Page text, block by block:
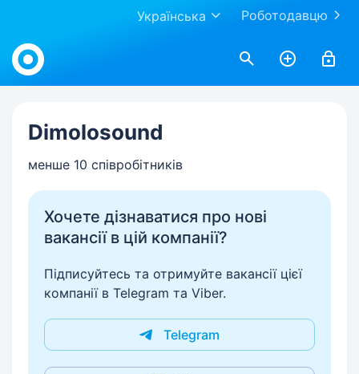
Роботодавцю
Українська
Work.ua
Dimolosound
менше 10 співробітників
Хочете дізнаватися про нові
вакансії в цій компанії?
Підписуйтесь та отримуйте вакансії цієї
компанії в Telegram та Viber.
Telegram